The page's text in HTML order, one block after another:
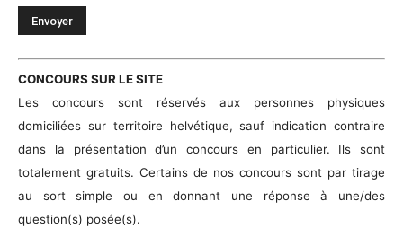
CONCOURS SUR LE SITE
Les concours sont réservés aux personnes physiques
domiciliées sur territoire helvétique, sauf indication contraire
dans la présentation d’un concours en particulier. Ils sont
totalement gratuits. Certains de nos concours sont par tirage
au sort simple ou en donnant une réponse à une/des
question(s) posée(s).